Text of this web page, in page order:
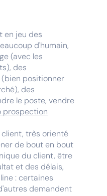
en jeu des
d'humain,
(avec les
des
positionner
des
le poste, vendre
prospection
très orienté
de bout en bout
du client, être
et des délais,
: certaines
demandent